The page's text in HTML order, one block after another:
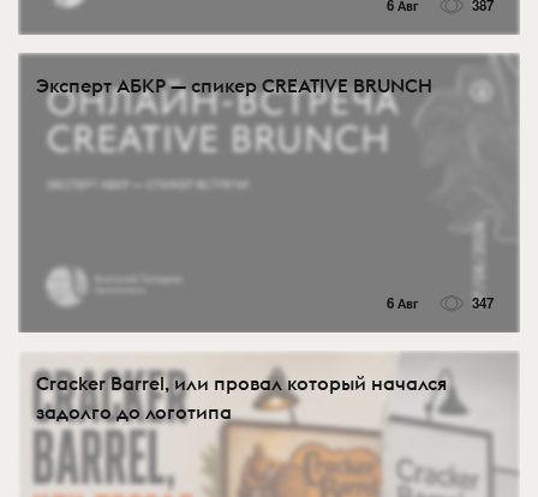
6 Авг 387
Эксперт АБКР — спикер CREATIVE BRUNCH
6 Авг 347
Cracker Barrel, или провал который начался
задолго до логотипа